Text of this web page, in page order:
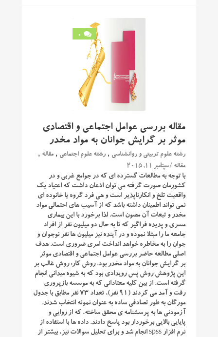
0
مقاله بررسی عوامل اجتماعی و اقتصادی
موثر بر گرایش جوانان به مواد مخدر
رشته علوم تربیتی و روانشناسی ,رشته علوم اجتماعی ,مقاله ,
مقاله / سپتامبر 11, 2015
با توجه به مطالعات گسترده ای که در جوامع غربی و در
کشورمان صورت گرفته می توان اذعان داشت که اعتیاد یک
واقعیت تلخ و انکارناپذیر است و هی فرد گروه یا خانوده ای
نمی تواند اطمینان داشته باشد که از آسیب های احتمالی مواد
مخدر و تبعات آن مصون است. لذا برخورد با این بیماری
مسری و پدیده فراگیر که تا به حال دو میلیون نفر از افراد
جامعه ما را مبتلا نموده و در آینده نیز میلیون ها نفر نوجوان و
جوان را به مخاطره خواهد انداخت امری ضروری است. هدف
اصلی مطالعه حاضر بررسی عوامل اجتماعی و اقتصادی موثر
بر گرایش جوانان به مواد مخدر بود. روش کار: روش غالب بر
این پژوهش روش پس رویدادی بود که به شیوه میدانی انجام
گرفته است. از بین کلیه معتادانی که به موسسه بازپروری
رفت و آمد می کردند (۹۱ نفر)، تعداد ۷۳ نفر مطابق با جدول
مورگان به طور تصادفی ساده به عنوان نمونه انتخاب شدند.
آزمودنی ها به پرسشنامه ی محقق ساخته، که از روایی و
پایایی بالایی برخوردار بود پاسخ دادند. داده ها با استفاده از
نرم افزار spss انجام شد و برای تحلیل سوالات نیز، بیشتر از